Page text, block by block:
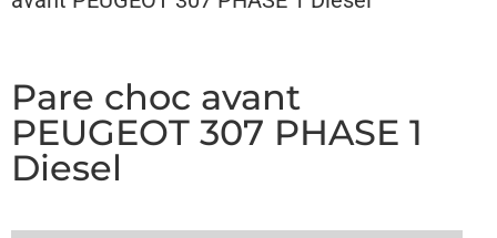
Pare choc avant
PEUGEOT 307 PHASE 1
Diesel